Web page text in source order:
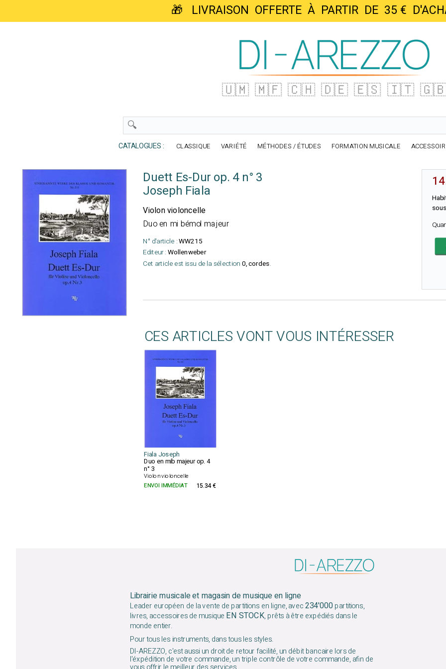
🎁 LIVRAISON OFFERTE À PARTIR DE 35 €
🇺🇲 🇲🇫 🇨🇭 🇩🇪 🇪🇸 🇮🇹
CATALOGUES : CLASSIQUE VARIÉTÉ MÉTHODES / ÉTUDES FORMATION MUSICALE
Duett Es-Dur op. 4 n° 3
Joseph Fiala
Violon violoncelle
Duo en mi bémol majeur
N° d'article :WW215
Editeur : Wollenweber
Cet article est issu de la sélection 0, cordes.
CES ARTICLES VONT VOUS INTÉRESSER
Fiala Joseph
Duo en mib majeur op. 4
n° 3
Violon violoncelle
ENVOI IMMÉDIAT
15.34 €
Librairie musicale et magasin de musique en ligne
Leader européen de la vente de partitions en ligne, avec234'000partitions,
livres, accessoires de musique EN STOCK, prêts à être expédiés dans le
monde entier.
Pour tous les instruments, dans tous les styles.
DI-AREZZO, c'est aussi un droit de retour facilité, un débit bancaire lors de
l'éxpédition de votre commande, un triple contrôle de votre commande, afin de